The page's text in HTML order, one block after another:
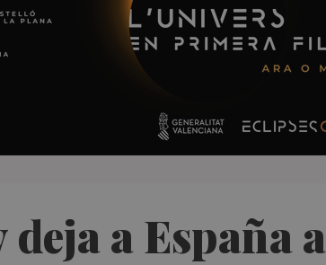
a España